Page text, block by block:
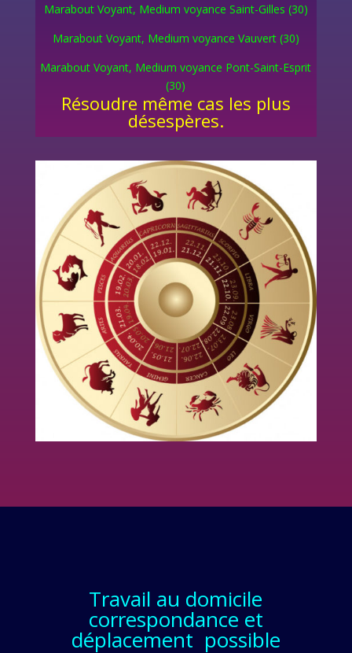
Marabout Voyant, Medium voyance Saint-Gilles (30)
Marabout Voyant, Medium voyance Vauvert (30)
Marabout Voyant, Medium voyance Pont-Saint-Esprit
(30)
Résoudre même cas les plus
désespères.
Travail au domicile
correspondance et
déplacement possible